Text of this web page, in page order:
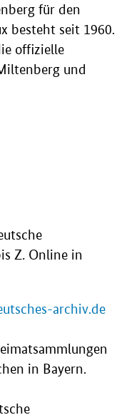
für den
besteht seit 1960.
offizielle
und
Z. Online in
archiv.de
in Bayern.